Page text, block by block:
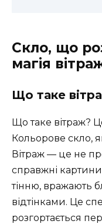
Скло, що
магія
Що таке
Що таке вітраж?
Кольорове скло,
Вітраж — це не
справжні
тінню, вражають
відтінками. Це
розгортається